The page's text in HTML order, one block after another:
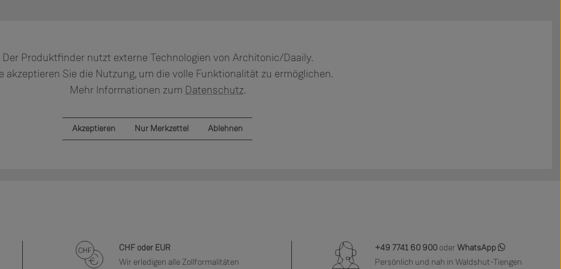
Der Produktfinder nutzt externe Technologien von Architonic/Daaily.
akzeptieren Sie die Nutzung, um die volle Funktionalität zu ermöglichen.
Mehr Informationen zum Datenschutz.
Akzeptieren Nur Merkzettel Ablehnen
CHF oder EUR
Wir erledigen alle Zollformalitäten
+49 7741 60 900oder WhatsApp
Persönlich und nah in Waldshut-Tiengen